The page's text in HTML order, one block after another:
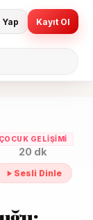
Kayıt Ol
ÇOCUK GELIŞIMI
20 dk
Sesli Dinle